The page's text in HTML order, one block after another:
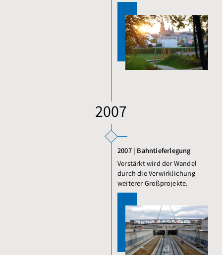
2007
2007 | Bahntieferlegung
Verstärkt wird der Wandel
durch die Verwirklichung
weiterer Großprojekte.